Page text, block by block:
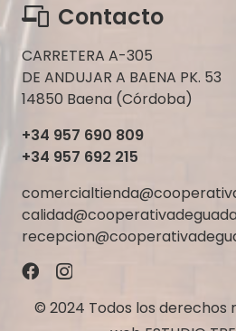
Contacto
CARRETERA A-305
DE ANDUJAR A BAENA PK. 53
14850 Baena (Córdoba)
+34 957 690 809
+34 957 692 215
© 2024 Todos los derechos